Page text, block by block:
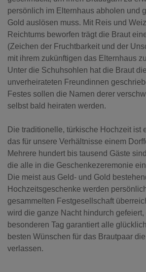
persönlich im Elternhaus abholen und
Gold auslösen muss. Mit Reis und
Reichtums beworfen trägt die Braut
(Zeichen der Fruchtbarkeit und der
mit ihrem zukünftigen das Elternhaus
Unter die Schuhsohlen hat die Braut
unverheirateten Freundinnen
Festes sollen die Namen derer
selbst bald heiraten werden.
Die traditionelle, türkische Hochzeit ist
das für unsere Verhältnisse einem
Mehrere hundert bis tausend Gäste
die alle in die Geschenkezeremonie
Die meist aus Geld- und Gold
Hochzeitsgeschenke werden
gesammelten Festgesellschaft
wird die ganze Nacht hindurch
besonderen Tag garantiert alle
besten Wünschen für das Brautpaar
verlassen.